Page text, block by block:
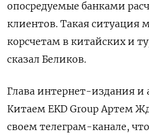
опосредуемые банками
клиентов. Такая ситуация
корсчетам в китайских и
сказал Беликов.
Глава интернет-издания и
Китаем EKD Group Артем
своем телеграм-канале,